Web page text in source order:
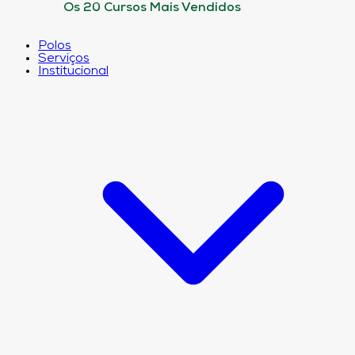
Os 20 Cursos Mais Vendidos
Polos
Serviços
Institucional